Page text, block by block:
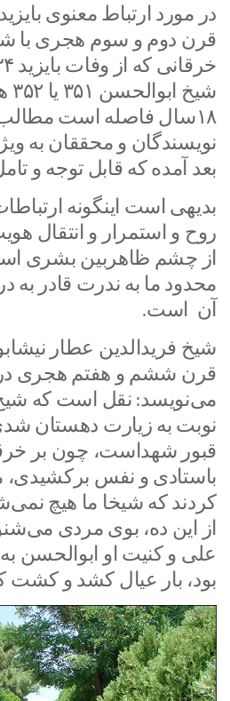
در مورد ارتباط معنوی
قرن دوم و سوم هجری با
۱۸سال فاصله است مطالب
نویسندگان و محققان به
بعد آمده که قابل توجه و
بدیهی است اینگونه
روح و استمرار و انتقال
از چشم ظاهربین بشری
محدود ما به ندرت قادر به
آن است.
شیخ فریدالدین عطار
قرن ششم و هفتم هجری در
می‌نویسد: نقل است که
نوبت به زیارت دهستان
قبور شهداست، چون بر
باستادی و نفس برکشیدی،
کردند که شیخا ما هیچ
از این ده، بوی مردی
علی و کنیت او ابوالحسن
بود، بار عیال کشد و کشت